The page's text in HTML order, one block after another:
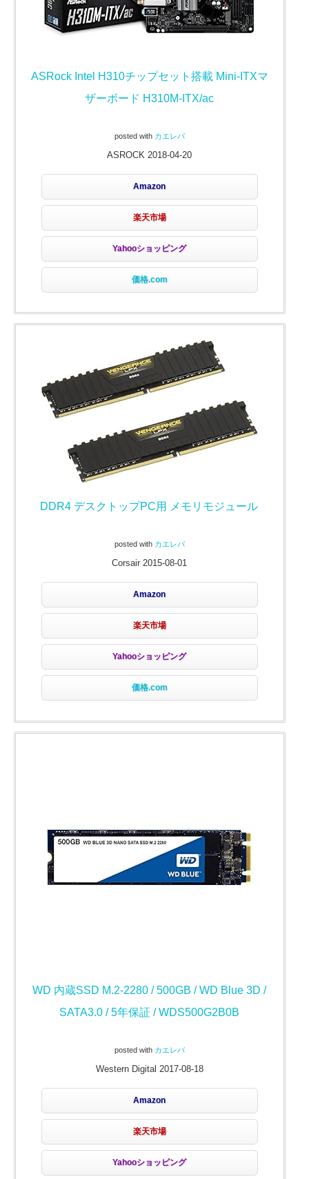
ASRock Intel H310チップセット搭載 Mini-ITXマ
ザーボード H310M-ITX/ac
posted with カエレバ
ASROCK 2018-04-20
Amazon
楽天市場
Yahooショッピング
価格.com
DDR4 デスクトップPC用 メモリモジュール
posted with カエレバ
Corsair 2015-08-01
Amazon
楽天市場
Yahooショッピング
価格.com
WD 内蔵SSD M.2-2280 / 500GB / WD Blue 3D /
SATA3.0 / 5年保証 / WDS500G2B0B
posted with カエレバ
Western Digital 2017-08-18
Amazon
楽天市場
Yahooショッピング